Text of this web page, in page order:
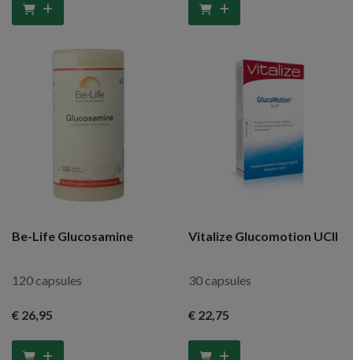
Be-Life Glucosamine
120 capsules
€ 26,95
Vitalize Glucomotion UCII
30 capsules
€ 22,75